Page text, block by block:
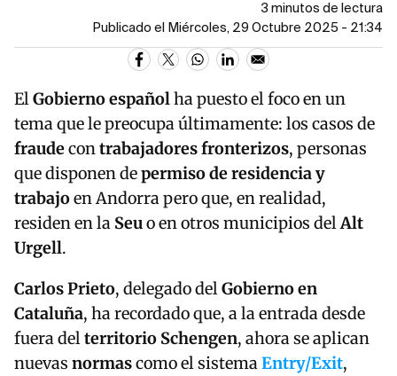
3 minutos de lectura
Publicado el Miércoles, 29 Octubre 2025 - 21:34
ElGobierno españolha puesto el foco en un
tema que le preocupa últimamente: los casos de
fraudecontrabajadores fronterizos, personas
que disponen depermiso de residencia y
trabajoen Andorra pero que, en realidad,
residen en la Seuo en otros municipios delAlt
Urgell.
Carlos Prieto, delegado delGobierno en
Cataluña, ha recordado que, a la entrada desde
fuera delterritorio Schengen, ahora se aplican
nuevas normascomo el sistemaEntry/Exit,